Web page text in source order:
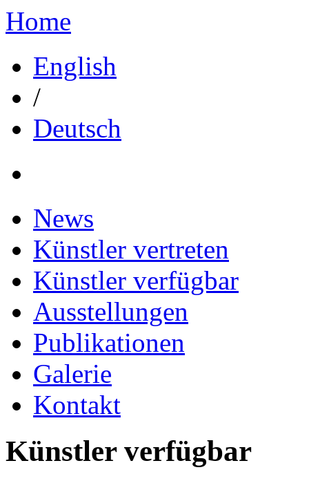
Home
English
/
Deutsch
News
Künstler vertreten
Künstler verfügbar
Ausstellungen
Publikationen
Galerie
Kontakt
Künstler verfügbar